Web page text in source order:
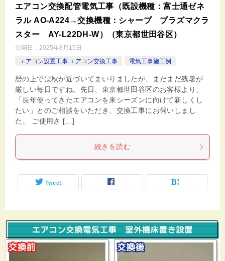
エアコン交換配管電気工事（既設機種：富士通ゼネ
ラル AO-A224→交換機種：シャープ プラズマクラ
スター AY-L22DH-W）（東京都世田谷区）
公開日： 2025年8月15日
エアコン設置工事 エアコン交換工事
電気工事施工例
暦の上では秋が近づいてまいりましたが、まだまだ残暑が
厳しい毎日ですね。先日、東京都世田谷区のお客様より、
「長年使ってきたエアコンを来シーズンに向けて新しくし
たい」とのご相談をいただき、交換工事にお伺いしまし
た。 ご使用さ […]
続きを読む
Tweet